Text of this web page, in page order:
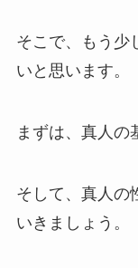
そこで、もう少
いと思います。
まずは、真人の
そして、真人の
いきましょう。